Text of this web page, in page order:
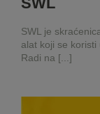
SWL je
alat koji se koristi
Radi na [...]